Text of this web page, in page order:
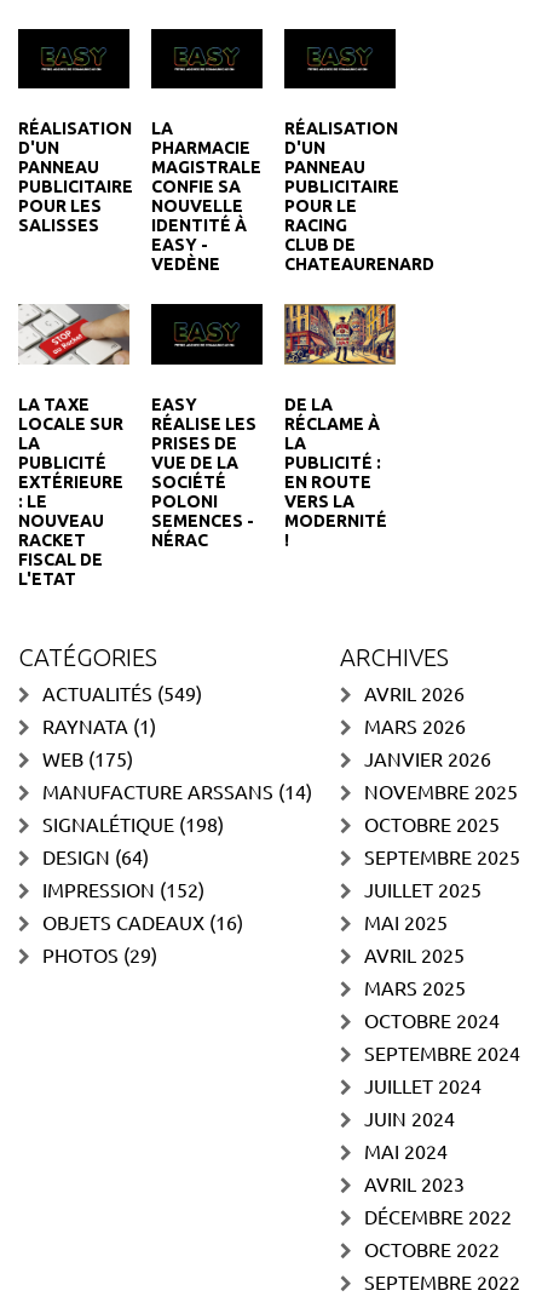
RÉALISATION
D'UN
PANNEAU
PUBLICITAIRE
POUR LES
SALISSES
LA
PHARMACIE
MAGISTRALE
CONFIE SA
NOUVELLE
IDENTITÉ À
EASY -
VEDÈNE
RÉALISATION
D'UN
PANNEAU
PUBLICITAIRE
POUR LE
RACING
CLUB DE
CHATEAURENARD
LA TAXE
LOCALE SUR
LA
PUBLICITÉ
EXTÉRIEURE
: LE
NOUVEAU
RACKET
FISCAL DE
L'ETAT
EASY
RÉALISE LES
PRISES DE
VUE DE LA
SOCIÉTÉ
POLONI
SEMENCES -
NÉRAC
DE LA
RÉCLAME À
LA
PUBLICITÉ :
EN ROUTE
VERS LA
MODERNITÉ
!
CATÉGORIES
ACTUALITÉS (549)
RAYNATA (1)
WEB (175)
MANUFACTURE ARSSANS (14)
SIGNALÉTIQUE (198)
DESIGN (64)
IMPRESSION (152)
OBJETS CADEAUX (16)
PHOTOS (29)
ARCHIVES
AVRIL 2026
MARS 2026
JANVIER 2026
NOVEMBRE 2025
OCTOBRE 2025
SEPTEMBRE 2025
JUILLET 2025
MAI 2025
AVRIL 2025
MARS 2025
OCTOBRE 2024
SEPTEMBRE 2024
JUILLET 2024
JUIN 2024
MAI 2024
AVRIL 2023
DÉCEMBRE 2022
OCTOBRE 2022
SEPTEMBRE 2022